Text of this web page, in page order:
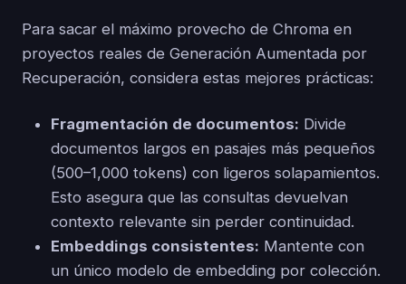
Para sacar el máximo provecho de Chroma en
proyectos reales de Generación Aumentada por
Recuperación, considera estas mejores prácticas:
Fragmentación de documentos: Divide
documentos largos en pasajes más pequeños
(500–1,000 tokens) con ligeros solapamientos.
Esto asegura que las consultas devuelvan
contexto relevante sin perder continuidad.
Embeddings consistentes: Mantente con
un único modelo de embedding por colección.